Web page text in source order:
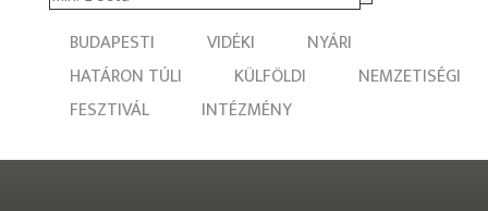
BUDAPESTI VIDÉKI
NYÁRI
HATÁRON TÚLI
KÜLFÖLDI
NEMZETISÉGI
FESZTIVÁL
INTÉZMÉNY